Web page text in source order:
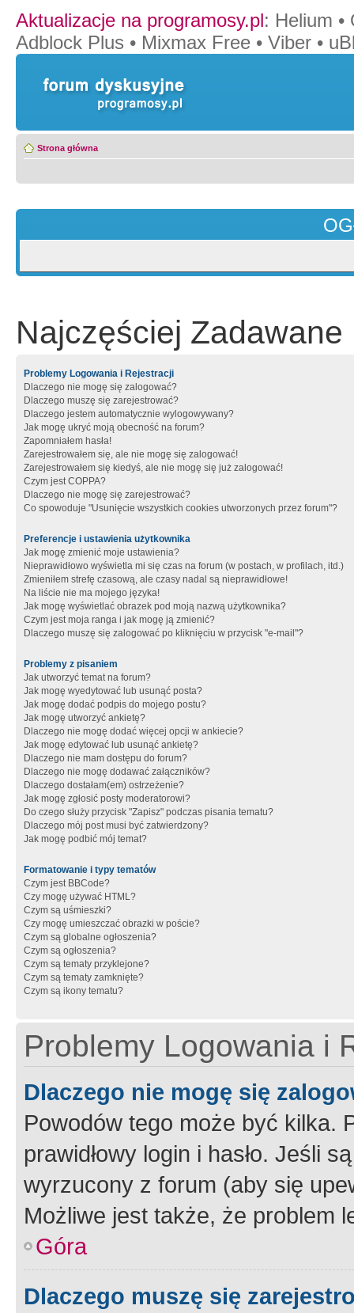
Aktualizacje na programosy.pl: Helium •
Adblock Plus • Mixmax Free • Viber •
Strona główna
Najczęściej Zadawane
Problemy Logowania i Rejestracji
Dlaczego nie mogę się zalogować?
Dlaczego muszę się zarejestrować?
Dlaczego jestem automatycznie wylogowywany?
Jak mogę ukryć moją obecność na forum?
Zapomniałem hasła!
Zarejestrowałem się, ale nie mogę się zalogować!
Zarejestrowałem się kiedyś, ale nie mogę się już zalogować!
Czym jest COPPA?
Dlaczego nie mogę się zarejestrować?
Co spowoduje "Usunięcie wszystkich cookies utworzonych przez forum"?
Preferencje i ustawienia użytkownika
Jak mogę zmienić moje ustawienia?
Nieprawidłowo wyświetla mi się czas na forum (w postach, w profilach, itd.)
Zmieniłem strefę czasową, ale czasy nadal są nieprawidłowe!
Na liście nie ma mojego języka!
Jak mogę wyświetlać obrazek pod moją nazwą użytkownika?
Czym jest moja ranga i jak mogę ją zmienić?
Dlaczego muszę się zalogować po kliknięciu w przycisk "e-mail"?
Problemy z pisaniem
Jak utworzyć temat na forum?
Jak mogę wyedytować lub usunąć posta?
Jak mogę dodać podpis do mojego postu?
Jak mogę utworzyć ankietę?
Dlaczego nie mogę dodać więcej opcji w ankiecie?
Jak mogę edytować lub usunąć ankietę?
Dlaczego nie mam dostępu do forum?
Dlaczego nie mogę dodawać załączników?
Dlaczego dostałam(em) ostrzeżenie?
Jak mogę zgłosić posty moderatorowi?
Do czego służy przycisk "Zapisz" podczas pisania tematu?
Dlaczego mój post musi być zatwierdzony?
Jak mogę podbić mój temat?
Formatowanie i typy tematów
Czym jest BBCode?
Czy mogę używać HTML?
Czym są uśmieszki?
Czy mogę umieszczać obrazki w poście?
Czym są globalne ogłoszenia?
Czym są ogłoszenia?
Czym są tematy przyklejone?
Czym są tematy zamknięte?
Czym są ikony tematu?
Problemy Logowania i
Dlaczego nie mogę się
Powodów tego może być kilka.
prawidłowy login i hasło. Jeśli
wyrzucony z forum (aby się
Możliwe jest także, że problem
Góra
Dlaczego muszę się